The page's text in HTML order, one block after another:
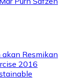
akan Resmikan
2016